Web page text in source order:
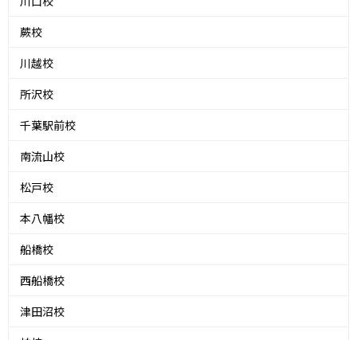
蕨校
川越校
所沢校
千葉駅前校
南流山校
松戸校
本八幡校
船橋校
西船橋校
津田沼校